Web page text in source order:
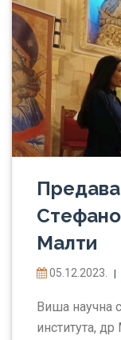
Малти
05.12.2023.
Виша научна
института,